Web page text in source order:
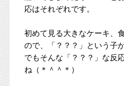
応はそれぞれです。
初めて見る大きなケーキ、
ので、「？？？」という子
でもそんな「？？？」な反
ね（＊＾＾＊）